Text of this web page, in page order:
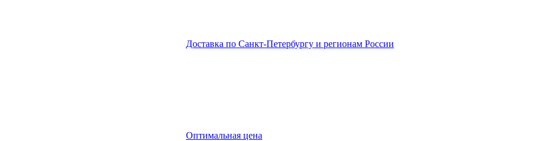
Доставка по Санкт-Петербургу и регионам России
Оптимальная цена